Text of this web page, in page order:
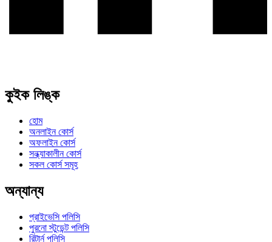
কুইক লিঙ্ক
হোম
অনলাইন কোর্স
অফলাইন কোর্স
সন্ধ্যাকালীন কোর্স
সকল কোর্স সমূহ
অন্যান্য
প্রাইভেসি পলিসি
পুরনো স্টুডেন্ট পলিসি
রিটার্ন পলিসি